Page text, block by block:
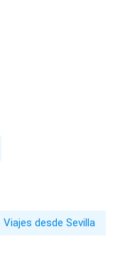
Viajes desde Sevilla